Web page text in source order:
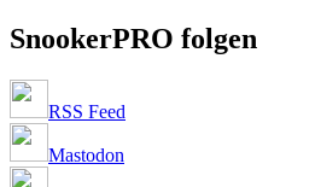
SnookerPRO folgen
RSS Feed
Mastodon